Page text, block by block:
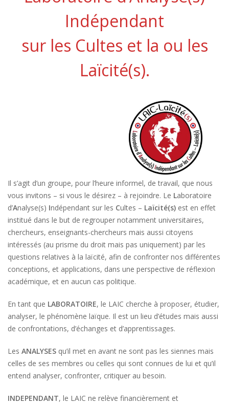
Indépendant
sur les Cultes et la ou les
Laïcité(s).
Il s’agit d’un groupe, pour l’heure informel, de travail, que nous
vous invitons – si vous le désirez – à rejoindre. Le Laboratoire
d’Analyse(s) Indépendant sur les Cultes – Laïcité(s) est en effet
institué dans le but de regrouper notamment universitaires,
chercheurs, enseignants-chercheurs mais aussi citoyens
intéressés (au prisme du droit mais pas uniquement) par les
questions relatives à la laïcité, afin de confronter nos différentes
conceptions, et applications, dans une perspective de réflexion
académique, et en aucun cas politique.
En tant que LABORATOIRE, le LAIC cherche à proposer, étudier,
analyser, le phénomène laïque. Il est un lieu d’études mais aussi
de confrontations, d’échanges et d’apprentissages.
Les ANALYSES qu’il met en avant ne sont pas les siennes mais
celles de ses membres ou celles qui sont connues de lui et qu’il
entend analyser, confronter, critiquer au besoin.
INDEPENDANT, le LAIC ne relève financièrement et